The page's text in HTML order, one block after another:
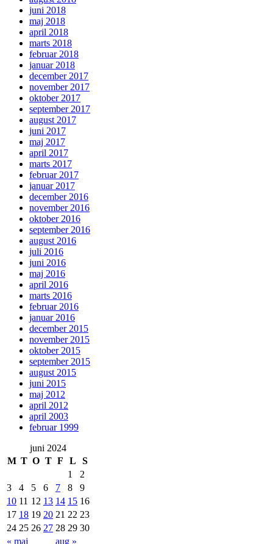
juni 2018
maj 2018
april 2018
marts 2018
februar 2018
januar 2018
december 2017
november 2017
oktober 2017
september 2017
august 2017
juni 2017
maj 2017
april 2017
marts 2017
februar 2017
januar 2017
december 2016
november 2016
oktober 2016
september 2016
august 2016
juli 2016
juni 2016
maj 2016
april 2016
marts 2016
februar 2016
januar 2016
december 2015
november 2015
oktober 2015
september 2015
august 2015
juni 2015
maj 2012
april 2012
april 2003
februar 1999
juni 2024
M T O T F L S
« maj aug »
1
2
3
4 5 6 7 8
9
10 11 12 13 14 15 16
17 18 19 20 21 22 23
24 25 26 27 28 29 30